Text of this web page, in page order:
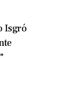
Isgró